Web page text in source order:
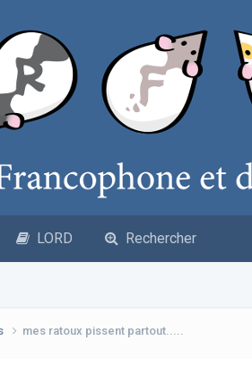
LORD Rechercher
mes ratoux pissent partout.....